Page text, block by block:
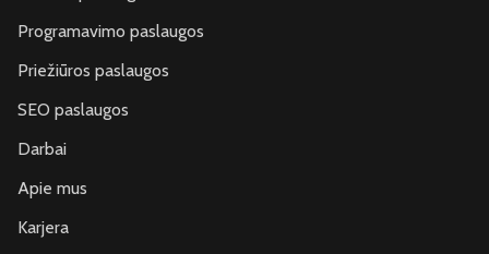
Programavimo paslaugos
Priežiūros paslaugos
SEO paslaugos
Darbai
Apie mus
Karjera